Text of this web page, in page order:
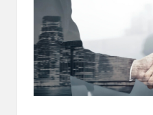
cepat,
lebih
mudah,
lebih